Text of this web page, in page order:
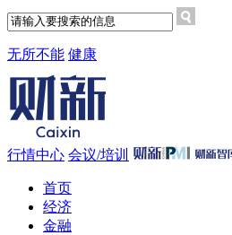
无所不能 健康
行情中心 会议/培训
首页
经济
金融